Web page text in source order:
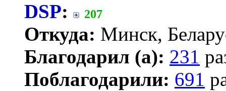
DSP: 207
Откуда: Минск,
Благодарил (а): 231
Поблагодарили: 691